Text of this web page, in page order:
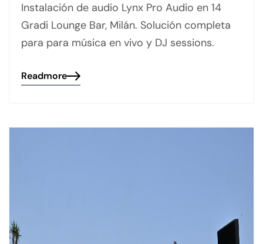
Instalación de audio Lynx Pro Audio en 14
Gradi Lounge Bar, Milán. Solución completa
para para música en vivo y DJ sessions.
Readmore